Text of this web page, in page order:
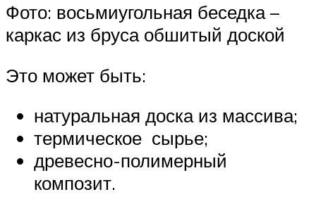
Фото: восьмиугольная беседка –
каркас из бруса обшитый доской
Это может быть:
натуральная доска из массива;
термическое сырье;
древесно-полимерный
композит.